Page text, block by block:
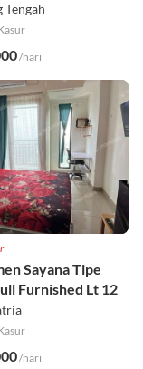
Tengah
/hari
Sayana Tipe
Furnished Lt 12
/hari